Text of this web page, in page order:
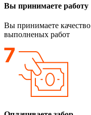
Вы принимаете работу
Вы принимаете
выполненых работ